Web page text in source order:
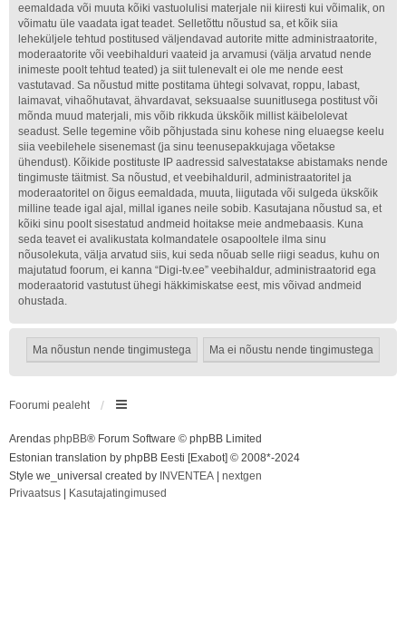
eemaldada või muuta kõiki vastuolulisi materjale nii kiiresti kui võimalik, on
võimatu üle vaadata igat teadet. Selletõttu nõustud sa, et kõik siia
leheküljele tehtud postitused väljendavad autorite mitte administraatorite,
moderaatorite või veebihalduri vaateid ja arvamusi (välja arvatud nende
inimeste poolt tehtud teated) ja siit tulenevalt ei ole me nende eest
vastutavad. Sa nõustud mitte postitama ühtegi solvavat, roppu, labast,
laimavat, vihaõhutavat, ähvardavat, seksuaalse suunitlusega postitust või
mõnda muud materjali, mis võib rikkuda ükskõik millist käibelolevat
seadust. Selle tegemine võib põhjustada sinu kohese ning eluaegse keelu
siia veebilehele sisenemast (ja sinu teenusepakkujaga võetakse
ühendust). Kõikide postituste IP aadressid salvestatakse abistamaks nende
tingimuste täitmist. Sa nõustud, et veebihalduril, administraatoritel ja
moderaatoritel on õigus eemaldada, muuta, liigutada või sulgeda ükskõik
milline teade igal ajal, millal iganes neile sobib. Kasutajana nõustud sa, et
kõiki sinu poolt sisestatud andmeid hoitakse meie andmebaasis. Kuna
seda teavet ei avalikustata kolmandatele osapooltele ilma sinu
nõusolekuta, välja arvatud siis, kui seda nõuab selle riigi seadus, kuhu on
majutatud foorum, ei kanna “Digi-tv.ee” veebihaldur, administraatorid ega
moderaatorid vastutust ühegi häkkimiskatse eest, mis võivad andmeid
ohustada.
Foorumi pealeht
Arendas phpBB® Forum Software © phpBB Limited
Estonian translation by phpBB Eesti [Exabot] © 2008*-2024
Style we_universal created by INVENTEA
nextgen
Privaatsus
Kasutajatingimused